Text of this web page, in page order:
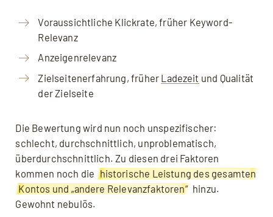
Voraussichtliche Klickrate, früher Keyword-
Relevanz
Anzeigenrelevanz
Zielseitenerfahrung, früher Ladezeit und Qualität
der Zielseite
Die Bewertung wird nun noch unspezifischer:
schlecht, durchschnittlich, unproblematisch,
überdurchschnittlich. Zu diesen drei Faktoren
kommen noch die historische Leistung des gesamten
Kontos und „andere Relevanzfaktoren“ hinzu.
Gewohnt nebulös.
Mit dem Aufruf des Videos erklären Sie sich
einverstanden, dass Ihre Daten an YouTube